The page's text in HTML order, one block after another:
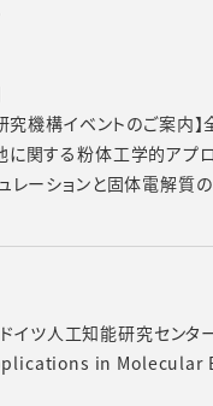
究機構イベントのご案内
に関する粉体工学的アプ
レーションと固体電解質
イツ人工知能研究セン
in Molecular